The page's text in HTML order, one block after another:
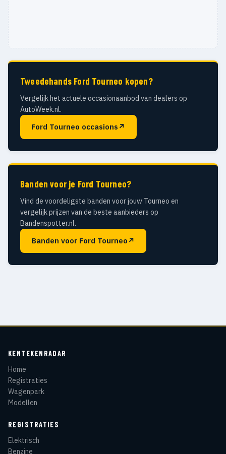
Tweedehands Ford Tourneo kopen?
Vergelijk het actuele occasionaanbod van dealers op
AutoWeek.nl.
Ford Tourneo occasions ↗
Banden voor je Ford Tourneo?
Vind de voordeligste banden voor jouw Tourneo en
vergelijk prijzen van de beste aanbieders op
Bandenspotter.nl.
Banden voor Ford Tourneo ↗
KENTEKENRADAR
Home
Registraties
Wagenpark
Modellen
REGISTRATIES
Elektrisch
Benzine